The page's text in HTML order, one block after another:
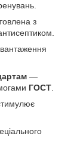
з
—
ГОСТ.